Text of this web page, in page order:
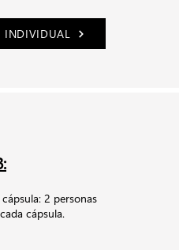
INDIVIDUAL
2 personas
cápsula.